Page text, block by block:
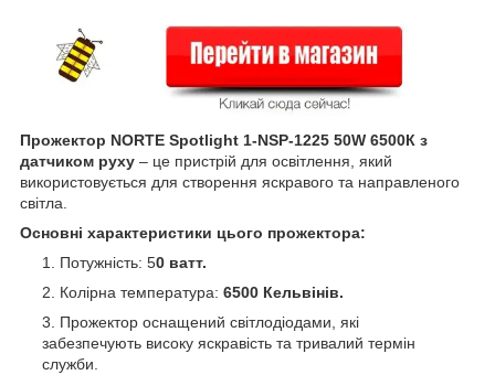
Прожектор NORTE Spotlight 1-NSP-1225 50W 6500К з
датчиком руху – це пристрій для освітлення, який
використовується для створення яскравого та направленого
світла.
Основні характеристики цього прожектора:
Потужність: 50 ватт.
Колірна температура: 6500 Кельвінів.
Прожектор оснащений світлодіодами, які
забезпечують високу яскравість та тривалий термін
служби.